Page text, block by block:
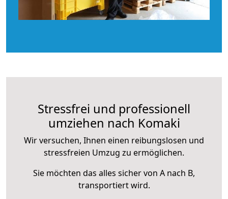
Stressfrei und professionell
umziehen nach Komaki
Wir versuchen, Ihnen einen reibungslosen und
stressfreien Umzug zu ermöglichen.
Sie möchten das alles sicher von A nach B,
transportiert wird.